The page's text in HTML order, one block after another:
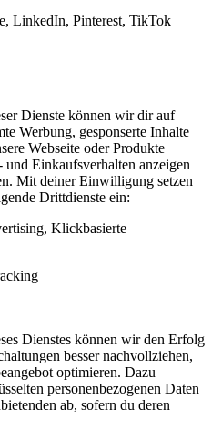
LinkedIn, Pinterest, TikTok
Dienste können wir dir auf
Werbung, gesponserte Inhalte
Webseite oder Produkte
und Einkaufsverhalten anzeigen
Mit deiner Einwilligung setzen
Drittdienste ein:
Klickbasierte
Dienstes können wir den Erfolg
besser nachvollziehen,
optimieren. Dazu
personenbezogenen Daten
ab, sofern du deren